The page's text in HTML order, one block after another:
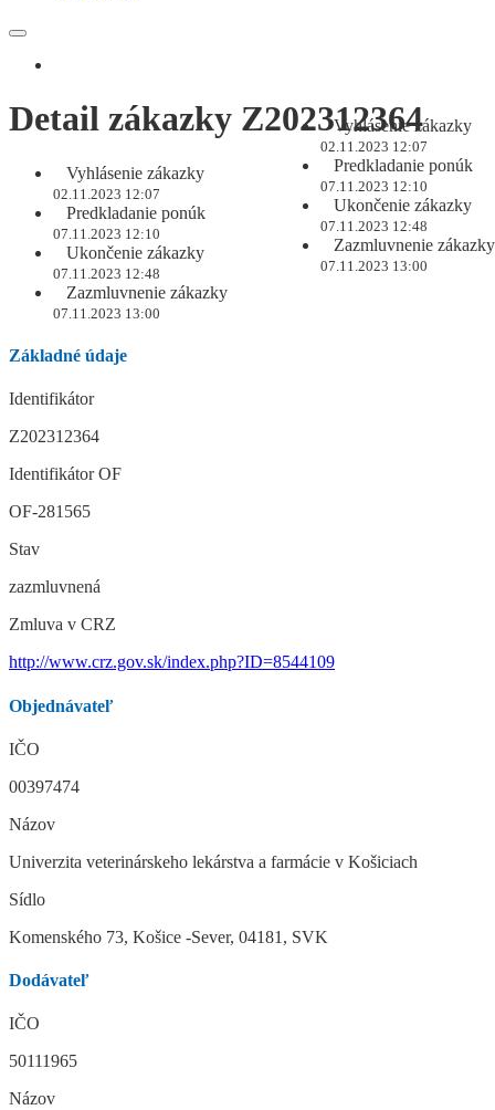
Vyhlásenie zákazky
02.11.2023 12:07
Predkladanie ponúk
07.11.2023 12:10
Ukončenie zákazky
07.11.2023 12:48
Zazmluvnenie zákazky
07.11.2023 13:00
Detail zákazky Z202312364
Vyhlásenie zákazky
02.11.2023 12:07
Predkladanie ponúk
07.11.2023 12:10
Ukončenie zákazky
07.11.2023 12:48
Zazmluvnenie zákazky
07.11.2023 13:00
Základné údaje
Identifikátor
Z202312364
Identifikátor OF
OF-281565
Stav
zazmluvnená
Zmluva v CRZ
http://www.crz.gov.sk/index.php?ID=8544109
Objednávateľ
IČO
00397474
Názov
Univerzita veterinárskeho lekárstva a farmácie v Košiciach
Sídlo
Komenského 73, Košice -Sever, 04181, SVK
Dodávateľ
IČO
50111965
Názov